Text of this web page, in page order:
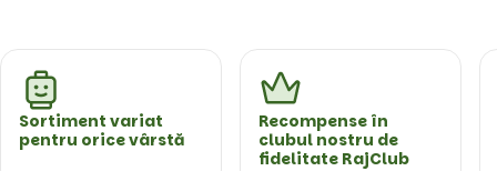
Sortiment variat
pentru orice vârstă
Recompense în
clubul nostru de
fidelitate RajClub